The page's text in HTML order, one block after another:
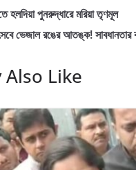
হলদিয়া পুনরুদ্ধারে মরিয়া তৃণমূল
ভেজাল রঙের আতঙ্ক! সাবধানতার
Also Like